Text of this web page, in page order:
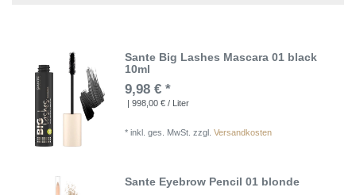
Sante Big Lashes Mascara 01 black
10ml
9,98 € *
| 998,00 € / Liter
*inkl. ges. MwSt. zzgl.Versandkosten
Sante Eyebrow Pencil 01 blonde